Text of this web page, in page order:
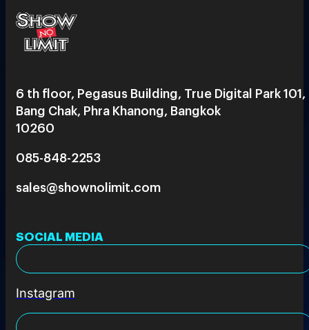
6 th floor, Pegasus Building, True Digital Park 101,
Bang Chak, Phra Khanong, Bangkok
10260
085-848-2253
sales@shownolimit.com
SOCIAL MEDIA
Instagram